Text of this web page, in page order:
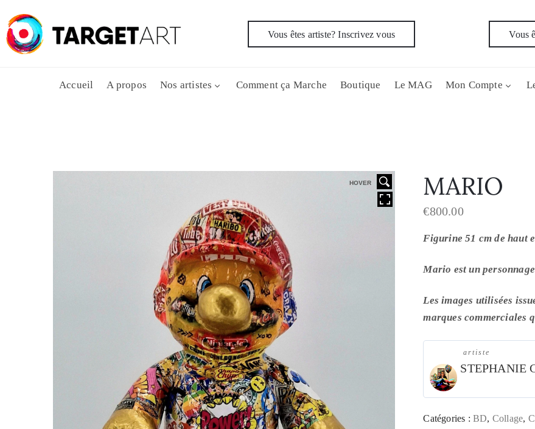
Vous êtes artiste? Inscrivez vous Vous
Accueil A propos Nos artistes Comment ça Marche Boutique Le MAG Mon Compte
HOVER MARIO
€800.00
Figurine 51 cm de haut
Mario est un
Les images utilisées
marques commerciales
artiste
STEPHANIE
Catégories :BD, Collage,